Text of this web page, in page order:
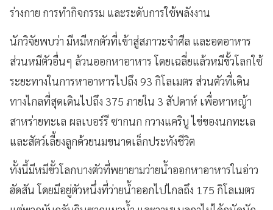
ร่างกาย การทำกิจกรรม และระดับการใช้พลังงาน
นักวิจัยพบว่า มีหมีหกตัวที่เข้าสู่สภาวะจำศีล และอดอาหาร
ส่วนหมีตัวอื่นๆ ล้วนออกหาอาหาร โดยเฉลี่ยแล้วหมีขั้วโลกใช้
ระยะทางในการหาอาหารไปถึง 93 กิโลเมตร ส่วนตัวที่เดิน
ทางไกลที่สุดเดินไปถึง 375 ภายใน 3 สัปดาห์ เพื่อหาหญ้า
สาหร่ายทะเล ผลเบอร์รี ซากนก กวางแคริบู ไข่ของนกทะเล
และสัตว์เลี้ยงลูกด้วยนมขนาดเล็กประทังชีวิต
ทั้งนี้มีหมีขั้วโลกบางตัวที่พยายามว่ายน้ำออกหาอาหารในอ่าว
ฮัดสัน โดยมีอยู่ตัวหนึ่งที่ว่ายน้ำออกไปไกลถึง 175 กิโลเมตร